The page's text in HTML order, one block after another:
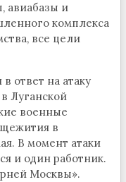
авиабазы и
комплекса
все цели
ответ на атаку
Луганской
военные
в
В момент атаки
и один работник.
Москвы».